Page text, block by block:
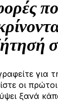
για
οι
ξανά